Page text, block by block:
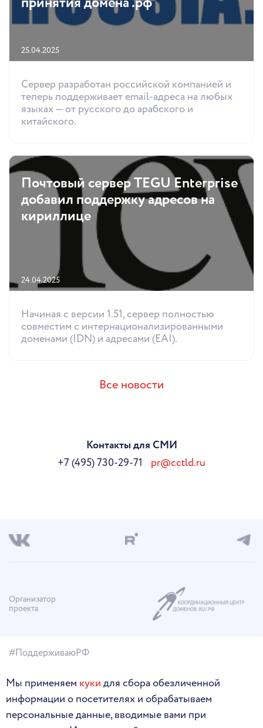
25.04.2025
Сервер разработан российской компанией и
теперь поддерживает email-адреса на любых
языках — от русского до арабского и
китайского.
Почтовый сервер TEGU Enterprise
добавил поддержку адресов на
кириллице
24.04.2025
Начиная с версии 1.51, сервер полностью
совместим с интернационализированными
доменами (IDN) и адресами (EAI).
Все новости
Контакты для СМИ
+7 (495) 730-29-71
pr@cctld.ru
#ПоддерживаюРФ
Организатор
проекта
Мы применяем кукидля сбора обезличенной
информации о посетителях и обрабатываем
персональные данные, вводимые вами при